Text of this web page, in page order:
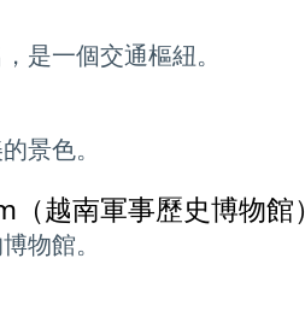
是一個交通樞紐。
景色。
越南軍事歷史博物館）
物館。